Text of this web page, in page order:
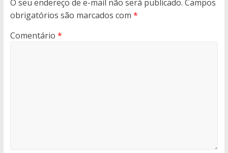
O seu endereço de e-mail não será publicado. Campos
obrigatórios são marcados com *
Comentário *